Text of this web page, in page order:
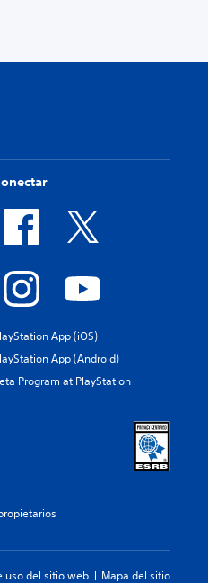
App (iOS)
App (Android)
Program at PlayStation
uso del sitio web Mapa del sitio